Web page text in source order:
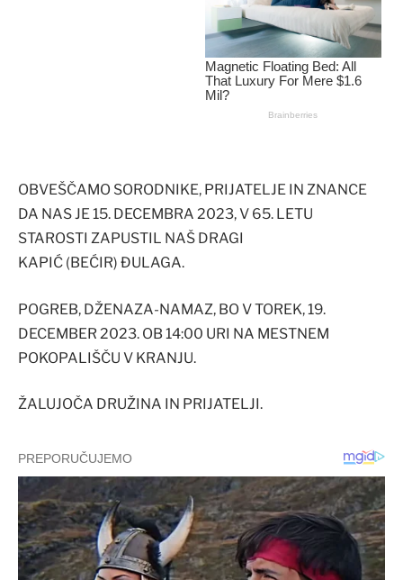
OBVEŠČAMO SORODNIKE, PRIJATELJE IN ZNANCE
DA NAS JE 15. DECEMBRA 2023, V 65. LETU
STAROSTI ZAPUSTIL NAŠ DRAGI
KAPIĆ (BEĆIR) ĐULAGA.
POGREB, DŽENAZA-NAMAZ, BO V TOREK, 19.
DECEMBER 2023. OB 14:00 URI NA MESTNEM
POKOPALIŠČU V KRANJU.
ŽALUJOČA DRUŽINA IN PRIJATELJI.